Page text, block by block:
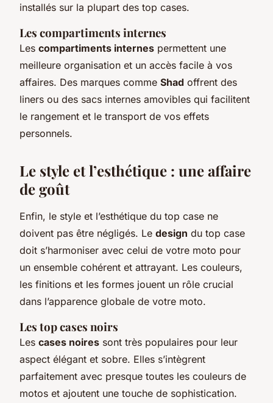
installés sur la plupart des top cases.
Les compartiments internes
Les compartiments internes permettent une
meilleure organisation et un accès facile à vos
affaires. Des marques comme Shad offrent des
liners ou des sacs internes amovibles qui facilitent
le rangement et le transport de vos effets
personnels.
Le style et l’esthétique : une affaire
de goût
Enfin, le style et l’esthétique du top case ne
doivent pas être négligés. Le design du top case
doit s’harmoniser avec celui de votre moto pour
un ensemble cohérent et attrayant. Les couleurs,
les finitions et les formes jouent un rôle crucial
dans l’apparence globale de votre moto.
Les top cases noirs
Les cases noires sont très populaires pour leur
aspect élégant et sobre. Elles s’intègrent
parfaitement avec presque toutes les couleurs de
motos et ajoutent une touche de sophistication.